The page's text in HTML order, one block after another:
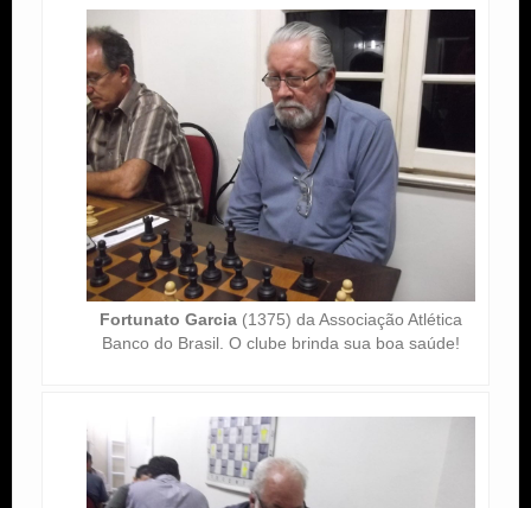
Fortunato Garcia(1375) da Associação Atlética
Banco do Brasil. O clube brinda sua boa saúde!